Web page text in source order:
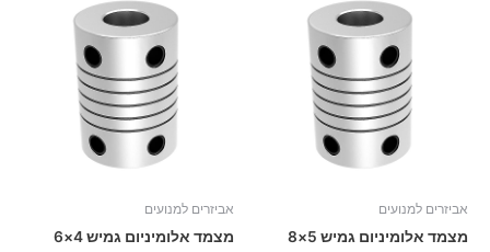
אביזרים למנועים
מצמד אלומיניום גמיש 5×8
אביזרים למנועים
מצמד אלומיניום גמיש 4×6